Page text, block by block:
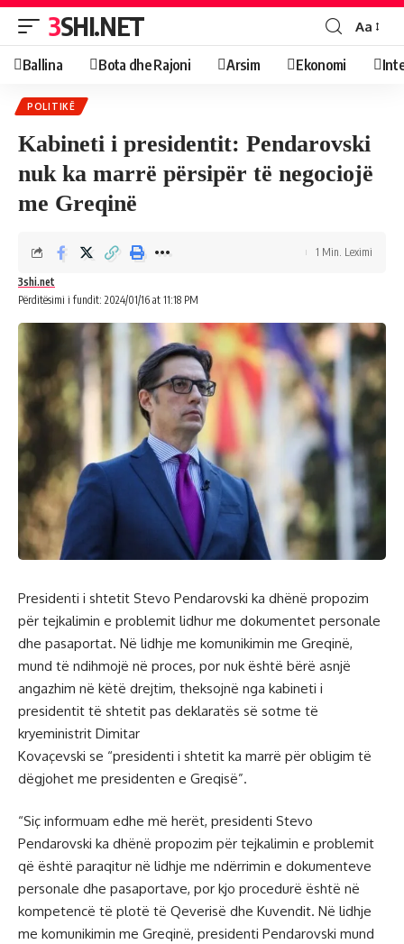
3SHI.NET Aa
Ballina Bota dhe Rajoni Arsim Ekonomi
POLITIKË
Kabineti i presidentit: Pendarovski
nuk ka marrë përsipër të negociojë
me Greqinë
Përditësimi i fundit: 2024/01/16 at 11:18 PM
3shi.net
1 Min. Leximi
Presidenti i shtetit Stevo Pendarovski ka dhënë propozim
për tejkalimin e problemit lidhur me dokumentet personale
dhe pasaportat. Në lidhje me komunikimin me Greqinë,
mund të ndihmojë në proces, por nuk është bërë asnjë
angazhim në këtë drejtim, theksojnë nga kabineti i
presidentit të shtetit pas deklaratës së sotme të
kryeministrit Dimitar
Kovaçevski se “presidenti i shtetit ka marrë për obligim të
dëgjohet me presidenten e Greqisë”.
“Siç informuam edhe më herët, presidenti Stevo
Pendarovski ka dhënë propozim për tejkalimin e problemit
që është paraqitur në lidhje me ndërrimin e dokumenteve
personale dhe pasaportave, por kjo procedurë është në
kompetencë të plotë të Qeverisë dhe Kuvendit. Në lidhje
me komunikimin me Greqinë, presidenti Pendarovski mund